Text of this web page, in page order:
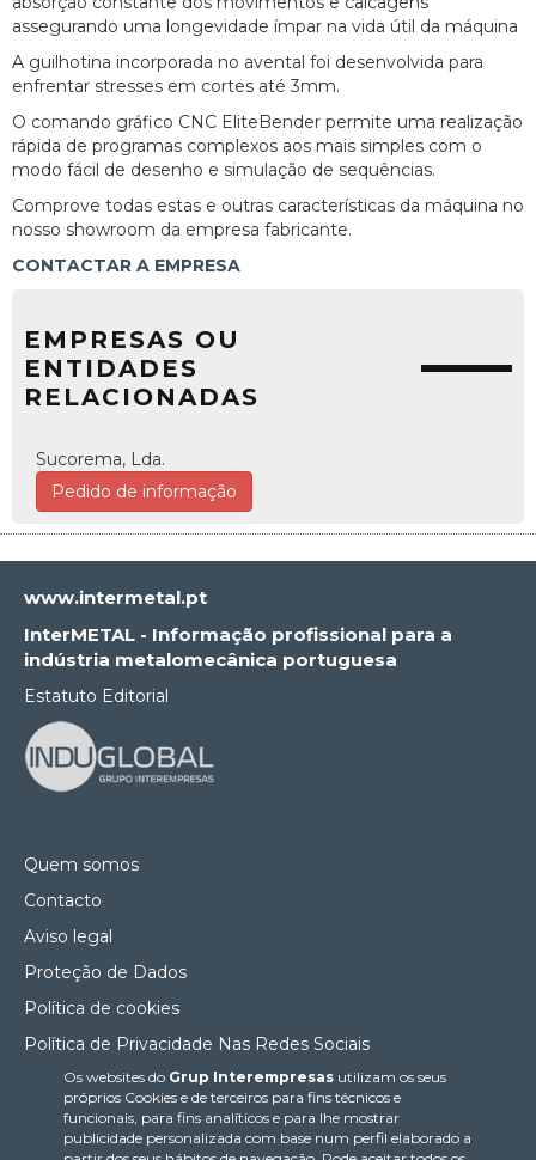
Os websites do Grup Interempresasutilizam os seus
próprios Cookies e de terceiros para fins técnicos e
funcionais, para fins analíticos e para lhe mostrar
publicidade personalizada com base num perfil elaborado a
assegurando uma longevidade ímpar na vida útil da máquina
A guilhotina incorporada no avental foi desenvolvida para
enfrentar stresses em cortes até 3mm.
O comando gráfico CNC EliteBender permite uma realização
rápida de programas complexos aos mais simples com o
modo fácil de desenho e simulação de sequências.
Comprove todas estas e outras características da máquina no
nosso showroom da empresa fabricante.
CONTACTAR A EMPRESA
EMPRESAS OU
ENTIDADES
RELACIONADAS
Sucorema, Lda.
Pedido de informação
www.intermetal.pt
InterMETAL - Informação profissional para a
indústria metalomecânica portuguesa
Estatuto Editorial
Quem somos
Contacto
Aviso legal
Proteção de Dados
Política de cookies
Política de Privacidade Nas Redes Sociais
Canal de denúncias
Colaborações editoriais